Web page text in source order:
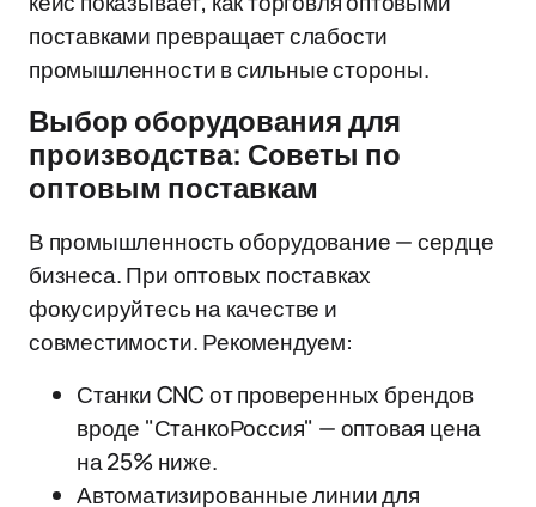
поставками превращает слабости
промышленности в сильные стороны.
Выбор оборудования для
производства: Советы по
оптовым поставкам
В промышленность оборудование — сердце
бизнеса. При оптовых поставках
фокусируйтесь на качестве и
совместимости. Рекомендуем:
Станки CNC от проверенных брендов
вроде "СтанкоРоссия" — оптовая цена
на 25% ниже.
Автоматизированные линии для